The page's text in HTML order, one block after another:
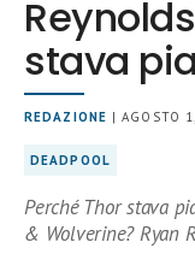
stava
REDAZIONE | AGOSTO
DEADPOOL
Perché Thor stava
& Wolverine? Ryan